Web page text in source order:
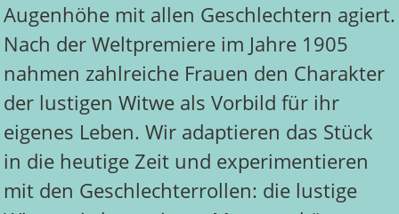
Augenhöhe mit allen Geschlechtern agiert.
Nach der Weltpremiere im Jahre 1905
nahmen zahlreiche Frauen den Charakter
der lustigen Witwe als Vorbild für ihr
eigenes Leben. Wir adaptieren das Stück
in die heutige Zeit und experimentieren
mit den Geschlechterrollen: die lustige